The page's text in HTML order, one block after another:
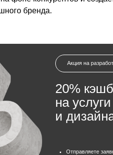
Отправляете заявку на разработку
фирменного стиля.
Получаете полный комплект: логотип,
айдентику, гайдлайн и всё
необходимое.
Получаете всю сумму обратно в виде
бонуса на будущие заказы
20% кэшбэк
на услуги брендинга
и дизайна!